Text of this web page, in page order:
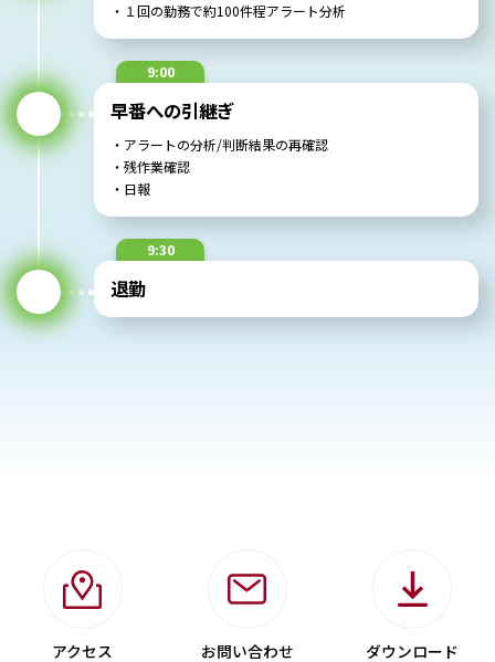
・１回の勤務で約100件程アラート分析
9:00
早番への引継ぎ
・アラートの分析/判断結果の再確認
・残作業確認
・日報
9:30
退勤
アクセス お問い合わせ ダウンロード